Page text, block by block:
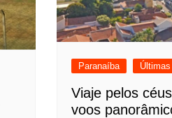
Paranaíba
Viaje pelos
voos